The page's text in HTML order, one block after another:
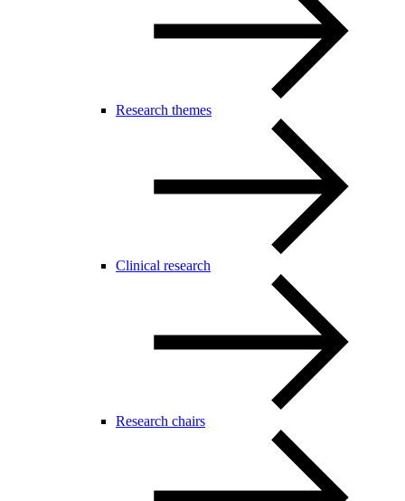
Research themes
Clinical research
Research chairs